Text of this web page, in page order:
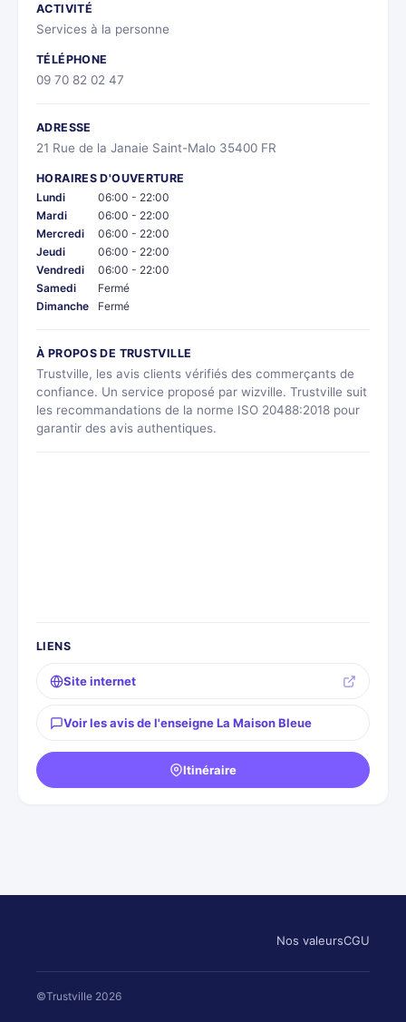
ACTIVITÉ
Services à la personne
TÉLÉPHONE
09 70 82 02 47
ADRESSE
21 Rue de la Janaie Saint-Malo 35400 FR
HORAIRES D'OUVERTURE
Lundi
06:00 - 22:00
Mardi
06:00 - 22:00
Mercredi
06:00 - 22:00
Jeudi
06:00 - 22:00
Vendredi
06:00 - 22:00
Samedi
Fermé
Dimanche
Fermé
À PROPOS DE TRUSTVILLE
Trustville, les avis clients vérifiés des commerçants de
confiance. Un service proposé par wizville. Trustville suit
les recommandations de la norme ISO 20488:2018 pour
garantir des avis authentiques.
LIENS
Site internet
Voir les avis de l'enseigne La Maison Bleue
Itinéraire
Nos valeursCGU
©Trustville 2026